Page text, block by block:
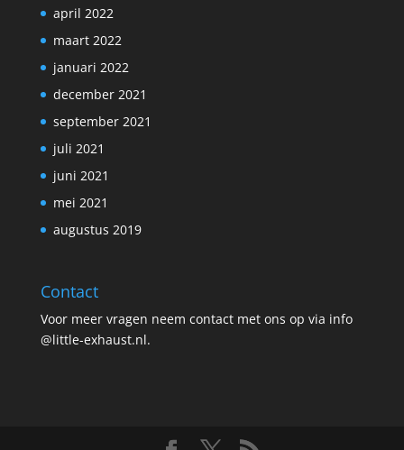
april 2022
maart 2022
januari 2022
december 2021
september 2021
juli 2021
juni 2021
mei 2021
augustus 2019
Contact
Voor meer vragen neem contact met ons op via info
@little-exhaust.nl.